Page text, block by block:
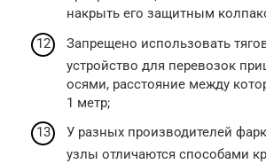
накрыть его защитным
Запрещено использовать
устройство для перевозок
осями, расстояние между
1 метр;
У разных производителей
узлы отличаются способами